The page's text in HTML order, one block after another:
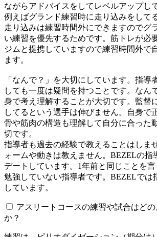
ながらアドバイスをしてレベルアップし
例えばグランド練習時に走り込みをして
走り込みは練習時間外にできますのでグ
い練習を優先するためです。筋トレが必
ジムと提携していますので練習時間外で
ます。
「なんで？」を大切にしています。指導
しても一度は疑問を持つことです。なん
身で考え理解することが大切です。監督
してるという選手は伸びません。自身で
骨や筋肉の構造も理解して自分に合った
切です。
指導者も過去の経験で教えることはしま
ォームや動きは教えません。BEZELの指
デートしています。1年前と同じことを
勉強していない指導者です。BEZELでは
しています。
アスリートコースの練習や試合はど
か？